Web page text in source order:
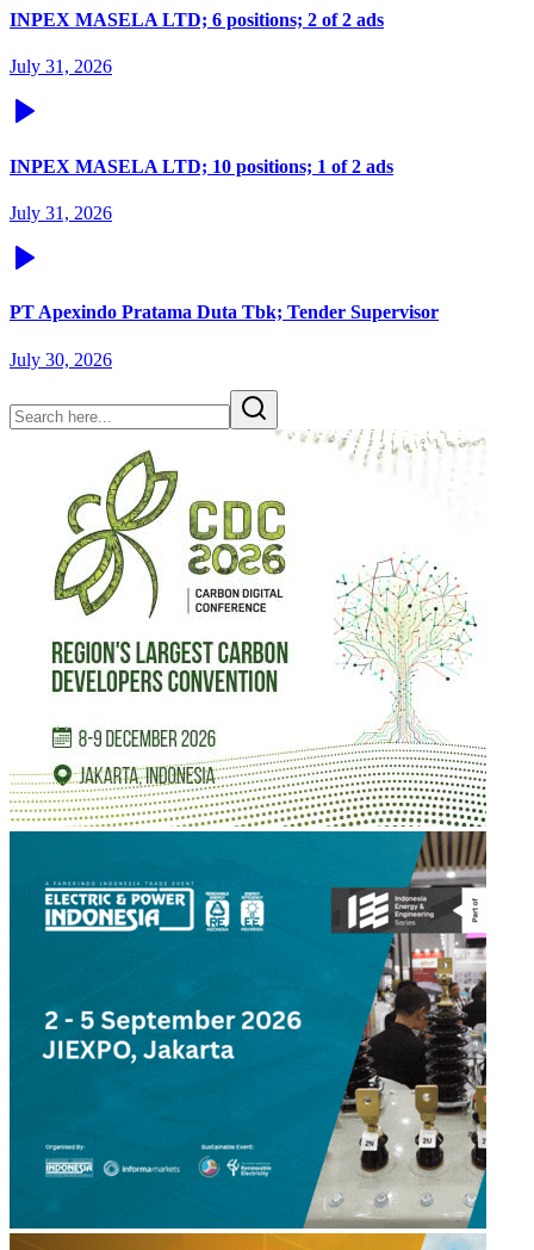
INPEX MASELA LTD; 6 positions; 2 of 2 ads
July 31, 2026
INPEX MASELA LTD; 10 positions; 1 of 2 ads
July 31, 2026
PT Apexindo Pratama Duta Tbk; Tender Supervisor
July 30, 2026